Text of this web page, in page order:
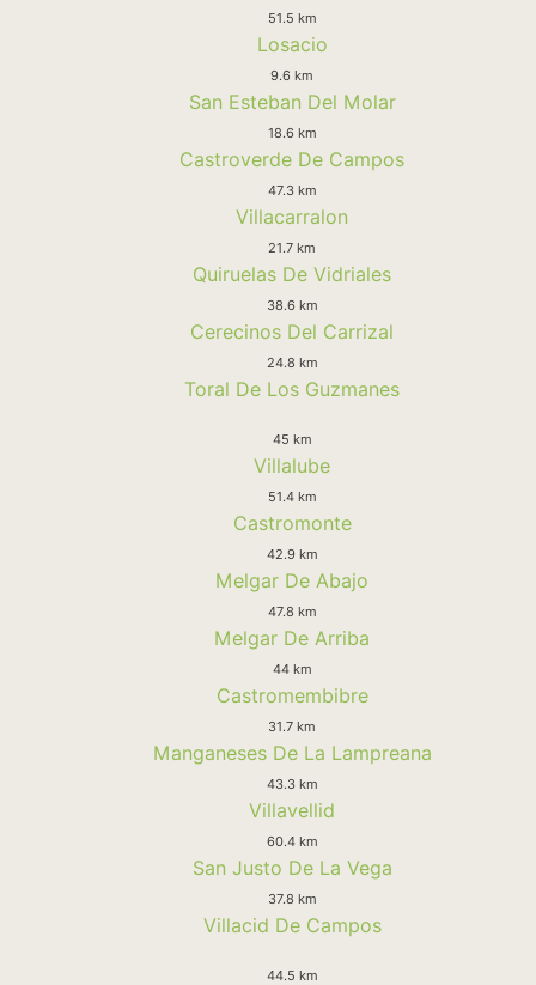
51.5 km
Losacio
9.6 km
San Esteban Del Molar
18.6 km
Castroverde De Campos
47.3 km
Villacarralon
21.7 km
Quiruelas De Vidriales
38.6 km
Cerecinos Del Carrizal
24.8 km
Toral De Los Guzmanes
45 km
Villalube
51.4 km
Castromonte
42.9 km
Melgar De Abajo
47.8 km
Melgar De Arriba
44 km
Castromembibre
31.7 km
Manganeses De La Lampreana
43.3 km
Villavellid
60.4 km
San Justo De La Vega
37.8 km
Villacid De Campos
44.5 km